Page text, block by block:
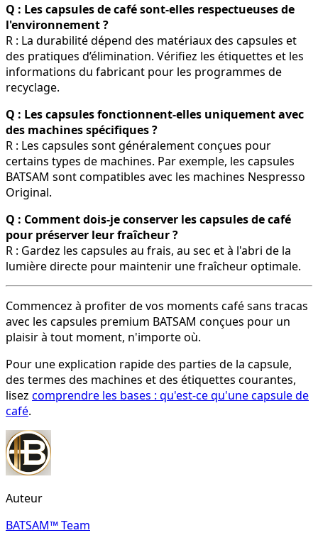
Q : Les capsules de café sont-elles respectueuses de
l'environnement ?
R : La durabilité dépend des matériaux des capsules et
des pratiques d’élimination. Vérifiez les étiquettes et les
informations du fabricant pour les programmes de
recyclage.
Q : Les capsules fonctionnent-elles uniquement avec
des machines spécifiques ?
R : Les capsules sont généralement conçues pour
certains types de machines. Par exemple, les capsules
BATSAM sont compatibles avec les machines Nespresso
Original.
Q : Comment dois-je conserver les capsules de café
pour préserver leur fraîcheur ?
R : Gardez les capsules au frais, au sec et à l'abri de la
lumière directe pour maintenir une fraîcheur optimale.
Commencez à profiter de vos moments café sans tracas
avec les capsules premium BATSAM conçues pour un
plaisir à tout moment, n'importe où.
Pour une explication rapide des parties de la capsule,
des termes des machines et des étiquettes courantes,
lisez comprendre les bases : qu'est-ce qu'une capsule de
café.
Auteur
BATSAM™ Team